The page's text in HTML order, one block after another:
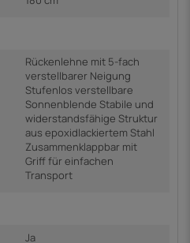
Rückenlehne mit 5-fach
verstellbarer Neigung
Stufenlos verstellbare
Sonnenblende Stabile und
widerstandsfähige Struktur
aus epoxidlackiertem Stahl
Zusammenklappbar mit
Griff für einfachen
Transport
Ja